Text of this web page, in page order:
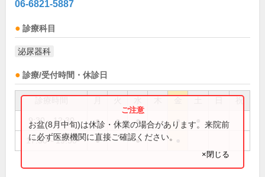
06-6821-5887
診療科目
泌尿器科
診療/受付時間・休診日
祝
9:30～12:30 ● ● ● ●
17:30～19:30 ● ●
お盆(8月中旬)は休診・休業の場合があります。来院前
に必ず医療機関に直接ご確認ください。
×閉じる